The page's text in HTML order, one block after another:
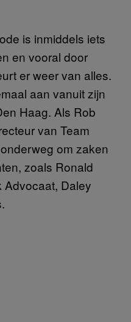
is inmiddels iets
en vooral door
er weer van alles.
aan vanuit zijn
Haag. Als Rob
van Team
om zaken
zoals Ronald
Advocaat, Daley